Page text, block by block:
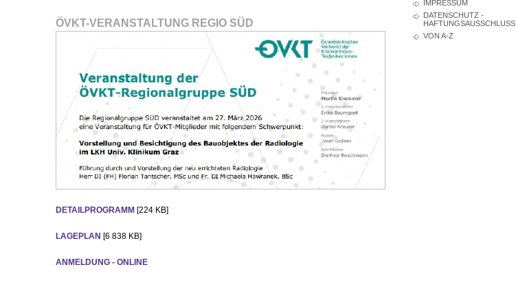
IMPRESSUM
DATENSCHUTZ -
HAFTUNGSAUSSCHLUSS
VON A-Z
ÖVKT-VERANSTALTUNG REGIO SÜD
DETAILPROGRAMM [224 KB]
LAGEPLAN [6 838 KB]
ANMELDUNG - ONLINE